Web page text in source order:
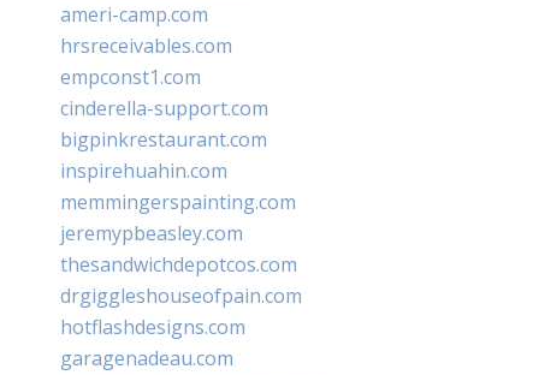
ameri-camp.com
hrsreceivables.com
empconst1.com
cinderella-support.com
bigpinkrestaurant.com
inspirehuahin.com
memmingerspainting.com
jeremypbeasley.com
thesandwichdepotcos.com
drgiggleshouseofpain.com
hotflashdesigns.com
garagenadeau.com